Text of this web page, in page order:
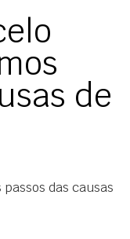
de
das causas